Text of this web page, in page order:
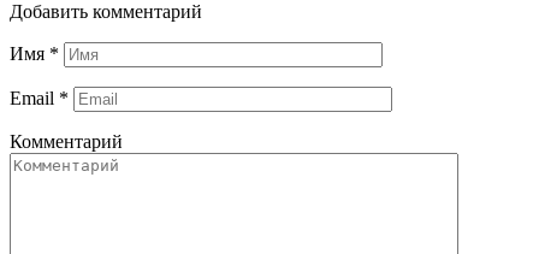
Добавить комментарий
Имя *
Email *
Комментарий